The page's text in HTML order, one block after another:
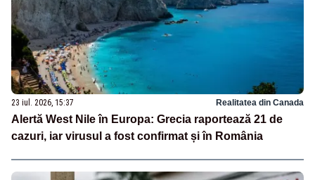
23 iul. 2026, 15:37 Realitatea din Canada
Alertă West Nile în Europa: Grecia raportează 21 de
cazuri, iar virusul a fost confirmat și în România